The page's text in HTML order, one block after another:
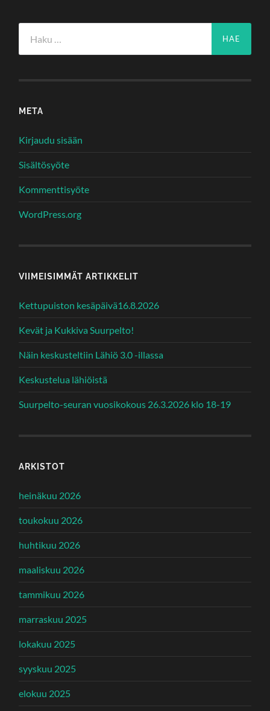
META
Kirjaudu sisään
Sisältösyöte
Kommenttisyöte
WordPress.org
VIIMEISIMMÄT ARTIKKELIT
Kettupuiston kesäpäivä16.8.2026
Kevät ja Kukkiva Suurpelto!
Näin keskusteltiin Lähiö 3.0 -illassa
Keskustelua lähiöistä
Suurpelto-seuran vuosikokous 26.3.2026 klo 18-19
ARKISTOT
heinäkuu 2026
toukokuu 2026
huhtikuu 2026
maaliskuu 2026
tammikuu 2026
marraskuu 2025
lokakuu 2025
syyskuu 2025
elokuu 2025